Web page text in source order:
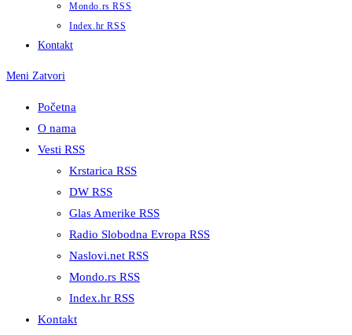
Mondo.rs RSS
Index.hr RSS
Kontakt
Meni Zatvori
Početna
O nama
Vesti RSS
Krstarica RSS
DW RSS
Glas Amerike RSS
Radio Slobodna Evropa RSS
Naslovi.net RSS
Mondo.rs RSS
Index.hr RSS
Kontakt